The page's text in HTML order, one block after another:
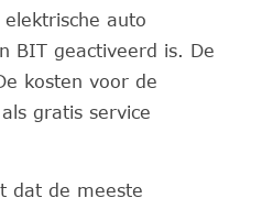
auto
BIT geactiveerd is. De
kosten voor de
gratis service
dat de meeste